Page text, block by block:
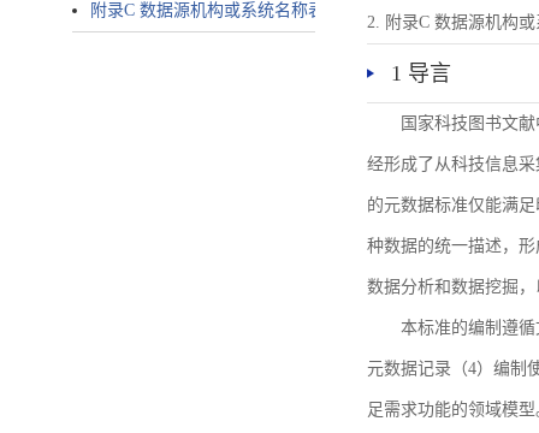
附录C 数据源机构或系统名称表
2. 附录C 数据源机构或
1 导言
国家科技图书文
经形成了从科技信息
的元数据标准仅能满
种数据的统一描述，
数据分析和数据挖掘
本标准的编制遵
元数据记录（4）编制
足需求功能的领域模